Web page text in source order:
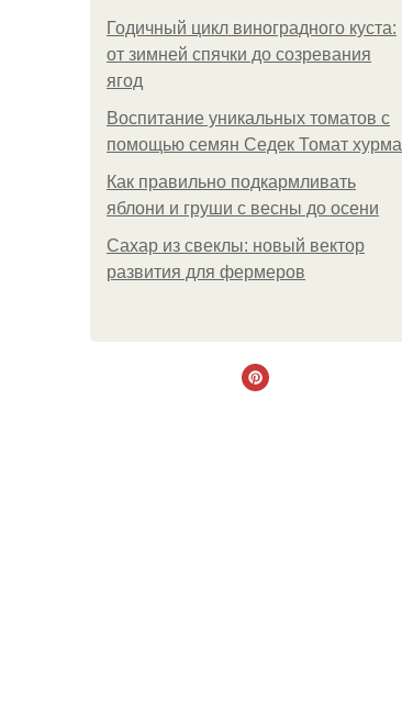
Годичный цикл виноградного куста:
от зимней спячки до созревания
ягод
Воспитание уникальных томатов с
помощью семян Седек Томат хурма
Как правильно подкармливать
яблони и груши с весны до осени
Сахар из свеклы: новый вектор
развития для фермеров